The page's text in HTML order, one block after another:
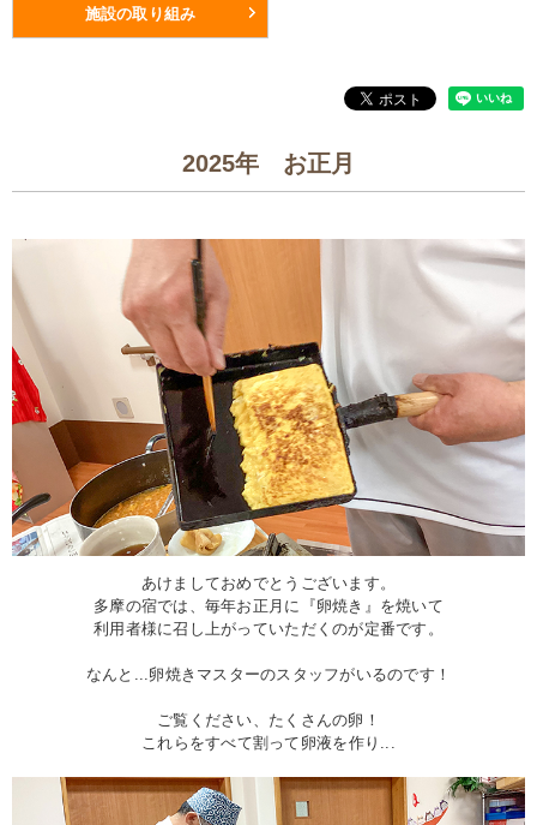
施設の取り組み
2025年 お正月
あけましておめでとうございます。
多摩の宿では、毎年お正月に『卵焼き』を焼いて
利用者様に召し上がっていただくのが定番です。
なんと...卵焼きマスターのスタッフがいるのです！
ご覧ください、たくさんの卵！
これらをすべて割って卵液を作り...